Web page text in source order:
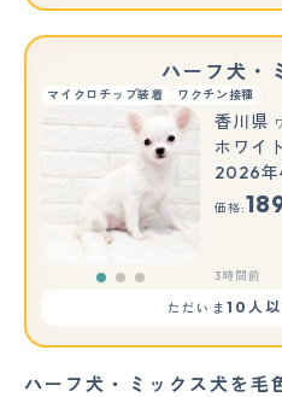
ハーフ犬・
マイクロチップ装着 ワクチン接種
香川県
ホワイト
2026年
価格:
3時間前
ただいま 10人
ハーフ犬・ミックス犬を毛